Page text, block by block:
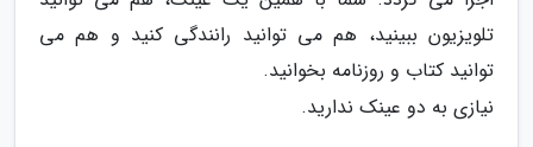
تلویزیون ببینید، هم می توانید رانندگی کنید و هم می
توانید کتاب و روزنامه بخوانید.
نیازی به دو عینک ندارید.